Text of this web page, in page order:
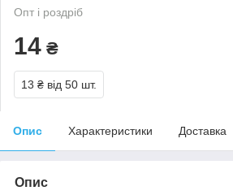
Опт і роздріб
14 ₴
13 ₴ від 50 шт.
Опис Характеристики Доставка
Опис